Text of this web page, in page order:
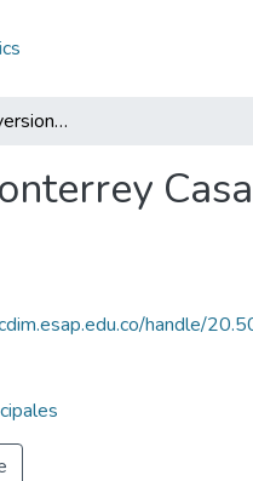
Plan Plurianual de inversiones Monterrey Casanare 2012-2015: PPI Monterrey Casanare 2012-2015
handle/